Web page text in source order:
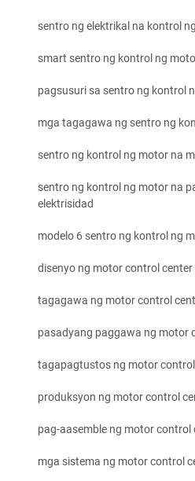
sentro ng elektrikal na kontrol
smart sentro ng kontrol ng
pagsusuri sa sentro ng kontrol
mga tagagawa ng sentro ng
sentro ng kontrol ng motor na
sentro ng kontrol ng motor na
elektrisidad
modelo 6 sentro ng kontrol ng
disenyo ng motor control center
tagagawa ng motor control
pasadyang paggawa ng motor
tagapagtustos ng motor
produksyon ng motor control
pag-aasemble ng motor control
mga sistema ng motor control